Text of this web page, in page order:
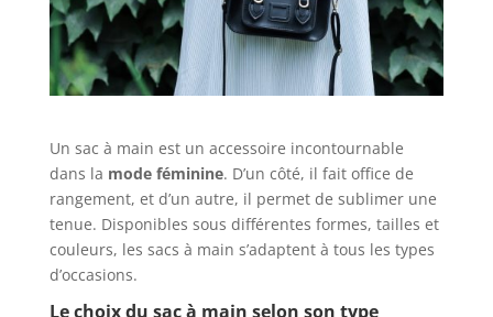
Un sac à main est un accessoire incontournable
dans la mode féminine. D’un côté, il fait office de
rangement, et d’un autre, il permet de sublimer une
tenue. Disponibles sous différentes formes, tailles et
couleurs, les sacs à main s’adaptent à tous les types
d’occasions.
Le choix du sac à main selon son type